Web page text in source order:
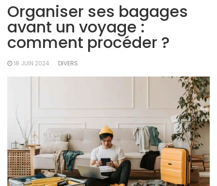
Organiser ses bagages
avant un voyage :
comment procéder ?
18 JUIN 2024 DIVERS